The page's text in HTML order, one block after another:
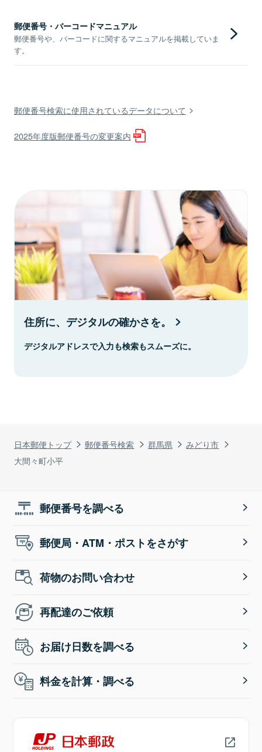
日本郵便トップ 郵便番号検索 群馬県
みどり市
大間々町小平
郵便番号・バーコードマニュアル
郵便番号や、バーコードに関するマニュアルを掲載していま
す。
郵便番号検索に使用されているデータについて
2025年度版郵便番号の変更案内
住所に、デジタルの確かさを。
デジタルアドレスで入力も検索もスムーズに。
郵便番号を調べる
郵便局・ATM・ポストをさがす
荷物のお問い合わせ
再配達のご依頼
お届け日数を調べる
料金を計算・調べる